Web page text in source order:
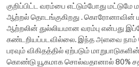
குறிப்பிட்ட வரம்பை எட்டும்போது மட்டுமே
ஆற்றல் தொடங்குகிறது . கொரோனாவின்
ஆற்றலின் துல்லியமான வரம்பு என்பது
கண்டறியப்படவில்லை. இந்த அளவை
பரவும் விகிதத்தில் ஏற்படும்
கொண்டு யூகமாக சொல்வதானால் 80%